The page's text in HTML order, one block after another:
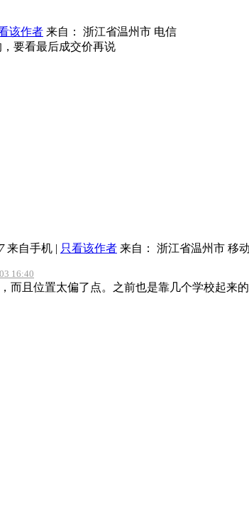
该作者 来自： 浙江省温州市 电信
要看最后成交价再说
来自手机 | 只看该作者 来自： 浙江省温州市 移动
16:40
而且位置太偏了点。之前也是靠几个学校起来